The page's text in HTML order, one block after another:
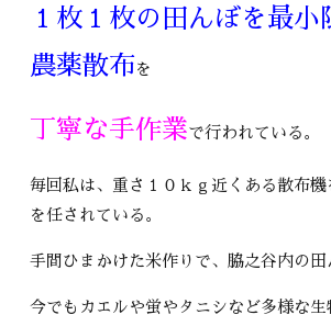
１枚１枚の田んぼを最小
農薬散布を
丁寧な手作業で行われている。
毎回私は、重さ１０ｋｇ近くある散布
を任されている。
手間ひまかけた米作りで、脇之谷内の田
今でもカエルや蛍やタニシなど多様な